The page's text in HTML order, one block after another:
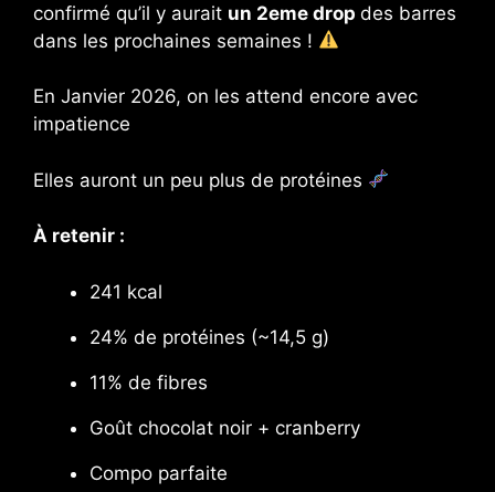
confirmé qu’il y aurait un 2eme drop des barres
dans les prochaines semaines !
En Janvier 2026, on les attend encore avec
impatience
Elles auront un peu plus de protéines
À retenir :
241 kcal
24% de protéines (~14,5 g)
11% de fibres
Goût chocolat noir + cranberry
Compo parfaite